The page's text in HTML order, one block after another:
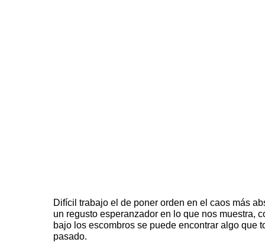
Difícil trabajo el de poner orden en el caos más
un regusto esperanzador en lo que nos muestra,
bajo los escombros se puede encontrar algo que
pasado.